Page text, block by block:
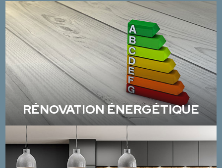
RÉNOVATION ÉNERGÉTIQUE